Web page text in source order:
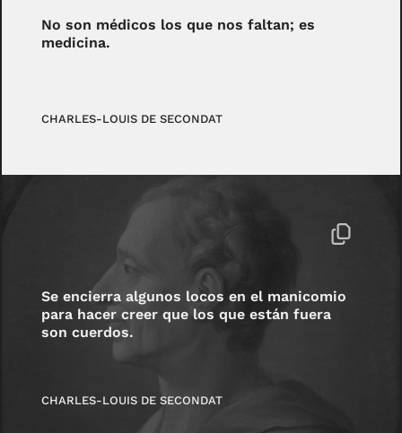
No son médicos los que nos faltan; es
medicina.
CHARLES-LOUIS DE SECONDAT
Se encierra algunos locos en el manicomio
para hacer creer que los que están fuera
son cuerdos.
CHARLES-LOUIS DE SECONDAT